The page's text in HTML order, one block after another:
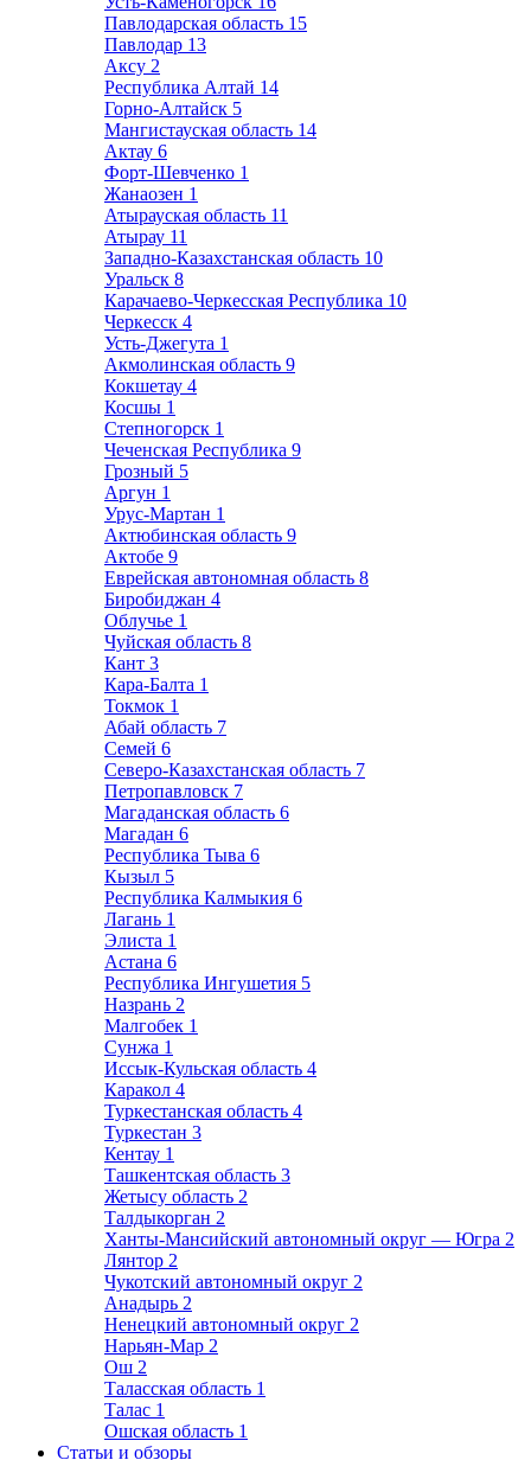
Павлодарская область 15
Павлодар 13
Аксу 2
Республика Алтай 14
Горно-Алтайск 5
Мангистауская область 14
Актау 6
Форт-Шевченко 1
Жанаозен 1
Атырауская область 11
Атырау 11
Западно-Казахстанская область 10
Уральск 8
Карачаево-Черкесская Республика 10
Черкесск 4
Усть-Джегута 1
Акмолинская область 9
Кокшетау 4
Косшы 1
Степногорск 1
Чеченская Республика 9
Грозный 5
Аргун 1
Урус-Мартан 1
Актюбинская область 9
Актобе 9
Еврейская автономная область 8
Биробиджан 4
Облучье 1
Чуйская область 8
Кант 3
Кара-Балта 1
Токмок 1
Абай область 7
Семей 6
Северо-Казахстанская область 7
Петропавловск 7
Магаданская область 6
Магадан 6
Республика Тыва 6
Кызыл 5
Республика Калмыкия 6
Лагань 1
Элиста 1
Астана 6
Республика Ингушетия 5
Назрань 2
Малгобек 1
Сунжа 1
Иссык-Кульская область 4
Каракол 4
Туркестанская область 4
Туркестан 3
Кентау 1
Ташкентская область 3
Жетысу область 2
Талдыкорган 2
Ханты-Мансийский автономный округ — Югра 2
Лянтор 2
Чукотский автономный округ 2
Анадырь 2
Ненецкий автономный округ 2
Нарьян-Мар 2
Ош 2
Таласская область 1
Талас 1
Ошская область 1
Статьи и обзоры